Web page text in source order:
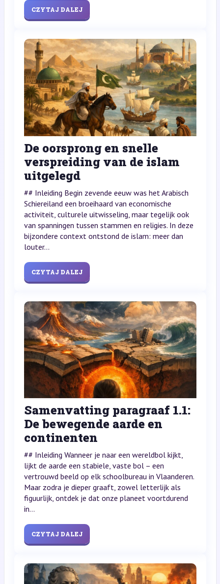
CZYTAJ DALEJ
De oorsprong en snelle
verspreiding van de islam
uitgelegd
## Inleiding Begin zevende eeuw was het Arabisch
Schiereiland een broeihaard van economische
activiteit, culturele uitwisseling, maar tegelijk ook
van spanningen tussen stammen en religies. In deze
bijzondere context ontstond de islam: meer dan
louter...
CZYTAJ DALEJ
Samenvatting paragraaf 1.1:
De bewegende aarde en
continenten
## Inleiding Wanneer je naar een wereldbol kijkt,
lijkt de aarde een stabiele, vaste bol – een
vertrouwd beeld op elk schoolbureau in Vlaanderen.
Maar zodra je dieper graaft, zowel letterlijk als
figuurlijk, ontdek je dat onze planeet voortdurend
in...
CZYTAJ DALEJ